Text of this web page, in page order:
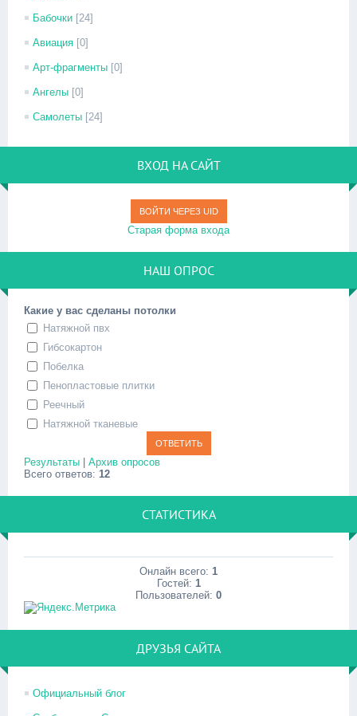
Бабочки [24]
Авиация [0]
Арт-фрагменты [0]
Ангелы [0]
Самолеты [24]
ВХОД НА САЙТ
ВОЙТИ ЧЕРЕЗ UID
Старая форма входа
НАШ ОПРОС
Какие у вас сделаны потолки
Натяжной пвх
Гибсокартон
Побелка
Пенопластовые плитки
Реечный
Натяжной тканевые
Результаты
Архив опросов
Всего ответов: 12
СТАТИСТИКА
Онлайн всего: 1
Гостей: 1
Пользователей: 0
ДРУЗЬЯ САЙТА
Официальный блог